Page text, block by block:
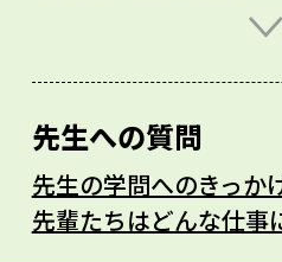
くなった人の声なき
いていく人に向いて
た、家族や友人などの
験した人も、大きな意
先生への質問
先生の学問へのきっか
先輩たちはどんな仕事